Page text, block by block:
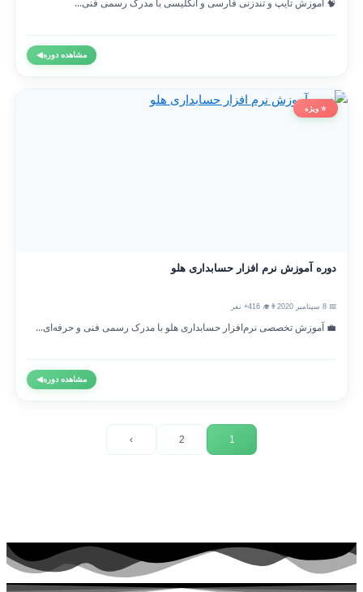
🧠 آموزش تایپ و تندزنی فارسی و انگلیسی با مدرک رسمی فنی...
مشاهده دوره◀
⭐ ویژه
دوره آموزش نرم افزار حسابداری هلو
👨‍🎓 416+ نفر
💼 آموزش تخصصی نرم‌افزار حسابداری هلو با مدرک رسمی فنی و حرفه‌ای...
مشاهده دوره◀